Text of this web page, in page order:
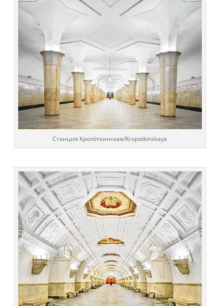
Cтанция Кропо́ткинская/Kropotkinskaya